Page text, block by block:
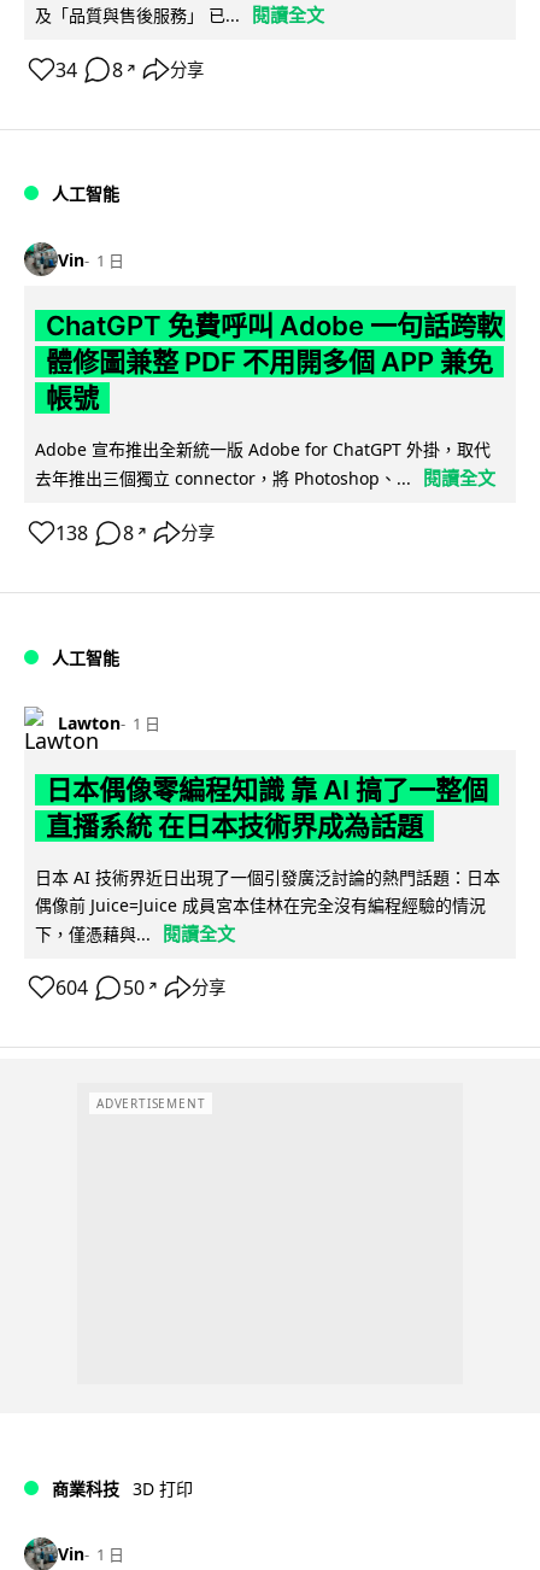
及「品質與售後服務」 已...
閱讀全文
34 8 ↗ 分享
人工智能
Vin 1 日
ChatGPT 免費呼叫 Adobe 一句話跨軟
體修圖兼整 PDF 不用開多個 APP 兼免
帳號
Adobe 宣布推出全新統一版 Adobe for ChatGPT 外掛，取代
去年推出三個獨立 connector，將 Photoshop、...
閱讀全文
138 8 ↗ 分享
人工智能
Lawton 1 日
日本偶像零編程知識 靠 AI 搞了一整個
直播系統 在日本技術界成為話題
日本 AI 技術界近日出現了一個引發廣泛討論的熱門話題：日本
偶像前 Juice=Juice 成員宮本佳林在完全沒有編程經驗的情況
下，僅憑藉與...
閱讀全文
604 50 ↗ 分享
ADVERTISEMENT
商業科技 3D 打印
Vin 1 日